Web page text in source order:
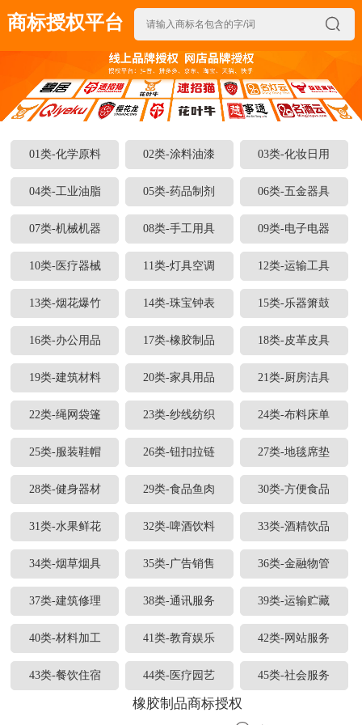
商标授权平台 
01类-化学原料 02类-涂料油漆 03类-化妆日用
04类-工业油脂 05类-药品制剂 06类-五金器具
07类-机械机器 08类-手工用具 09类-电子电器
10类-医疗器械 11类-灯具空调 12类-运输工具
13类-烟花爆竹 14类-珠宝钟表 15类-乐器箫鼓
16类-办公用品 17类-橡胶制品 18类-皮革皮具
19类-建筑材料 20类-家具用品 21类-厨房洁具
22类-绳网袋篷 23类-纱线纺织 24类-布料床单
25类-服装鞋帽 26类-钮扣拉链 27类-地毯席垫
28类-健身器材 29类-食品鱼肉 30类-方便食品
31类-水果鲜花 32类-啤酒饮料 33类-酒精饮品
34类-烟草烟具 35类-广告销售 36类-金融物管
37类-建筑修理 38类-通讯服务 39类-运输贮藏
40类-材料加工 41类-教育娱乐 42类-网站服务
43类-餐饮住宿 44类-医疗园艺 45类-社会服务
橡胶制品商标授权